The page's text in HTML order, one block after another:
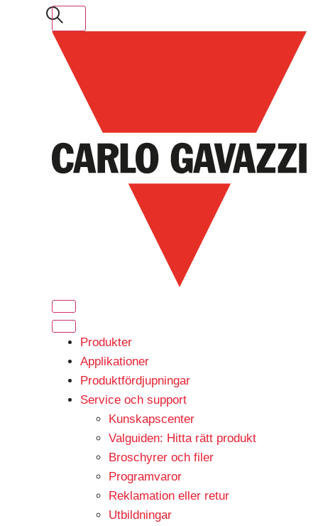
Produkter
Applikationer
Produktfördjupningar
Service och support
Kunskapscenter
Valguiden: Hitta rätt produkt
Broschyrer och filer
Programvaror
Reklamation eller retur
Utbildningar